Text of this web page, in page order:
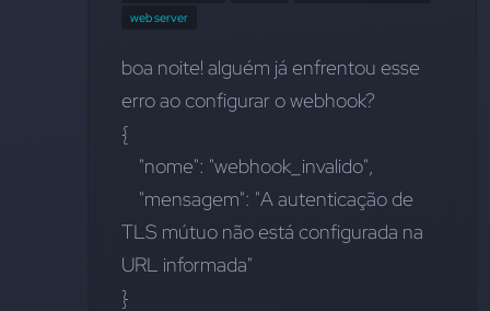
web server
boa noite! alguém já enfrentou esse
erro ao configurar o webhook?
{
    "nome": "webhook_invalido",
TLS mútuo não está configurada na
URL informada"
}